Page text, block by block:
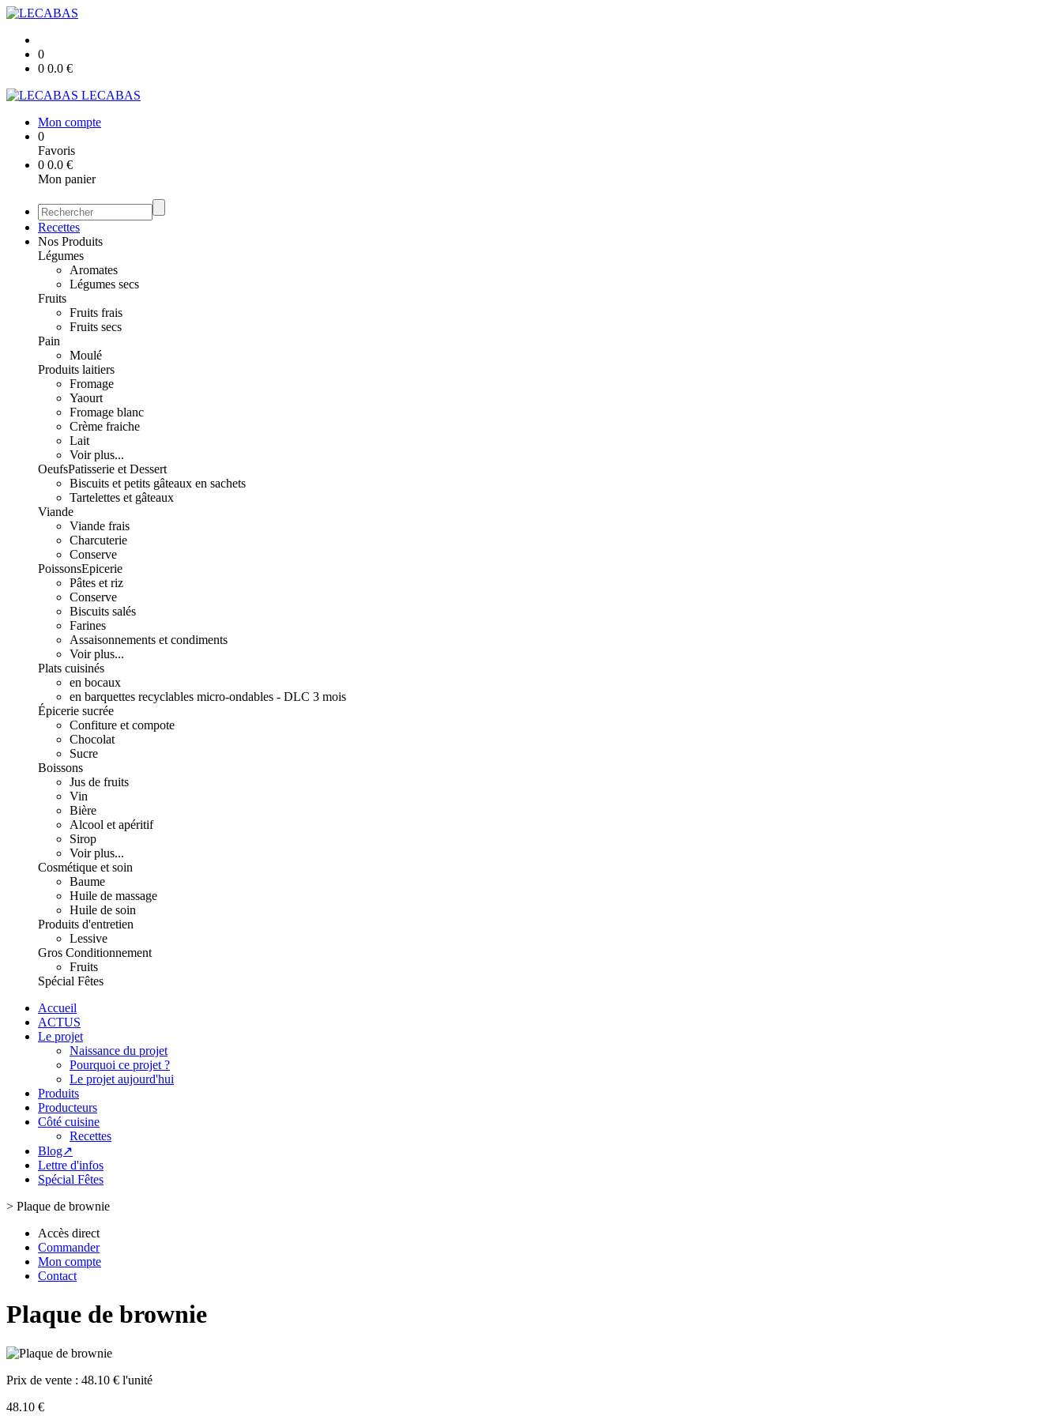
0
0 0.0 €
LECABAS
Mon compte
0
Favoris
0 0.0 €
Mon panier
Recettes
Nos Produits
Légumes
Aromates
Légumes secs
Fruits
Fruits frais
Fruits secs
Pain
Moulé
Produits laitiers
Fromage
Yaourt
Fromage blanc
Crème fraiche
Lait
Voir plus...
OeufsPatisserie et Dessert
Biscuits et petits gâteaux en sachets
Tartelettes et gâteaux
Viande
Viande frais
Charcuterie
Conserve
PoissonsEpicerie
Pâtes et riz
Conserve
Biscuits salés
Farines
Assaisonnements et condiments
Voir plus...
Plats cuisinés
en bocaux
en barquettes recyclables micro-ondables - DLC 3 mois
Épicerie sucrée
Confiture et compote
Chocolat
Sucre
Boissons
Jus de fruits
Vin
Bière
Alcool et apéritif
Sirop
Voir plus...
Cosmétique et soin
Baume
Huile de massage
Huile de soin
Produits d'entretien
Lessive
Gros Conditionnement
Fruits
Spécial Fêtes
Accueil
ACTUS
Le projet
Naissance du projet
Pourquoi ce projet ?
Le projet aujourd'hui
Produits
Producteurs
Côté cuisine
Recettes
Blog↗
Lettre d'infos
Spécial Fêtes
> Plaque de brownie
Accès direct
Commander
Mon compte
Contact
Plaque de brownie
Prix de vente : 48.10 € l'unité
48.10 €